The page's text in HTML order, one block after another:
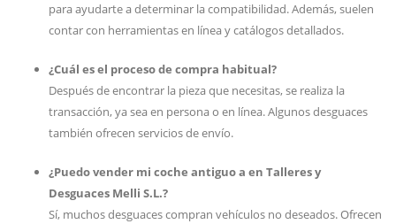
para ayudarte a determinar la compatibilidad. Además, suelen
contar con herramientas en línea y catálogos detallados.
¿Cuál es el proceso de compra habitual?
Después de encontrar la pieza que necesitas, se realiza la
transacción, ya sea en persona o en línea. Algunos desguaces
también ofrecen servicios de envío.
¿Puedo vender mi coche antiguo a en Talleres y
Desguaces Melli S.L.?
Sí, muchos desguaces compran vehículos no deseados. Ofrecen